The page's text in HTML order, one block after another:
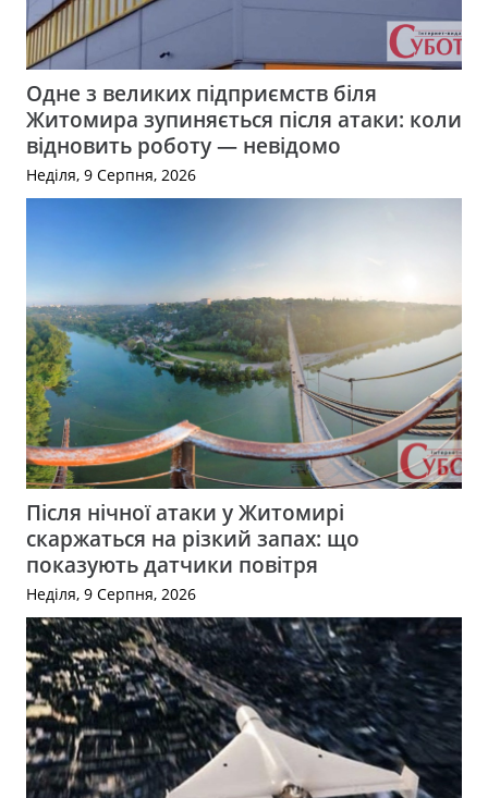
Одне з великих підприємств біля
Житомира зупиняється після атаки: коли
відновить роботу — невідомо
Неділя, 9 Серпня, 2026
Після нічної атаки у Житомирі
скаржаться на різкий запах: що
показують датчики повітря
Неділя, 9 Серпня, 2026